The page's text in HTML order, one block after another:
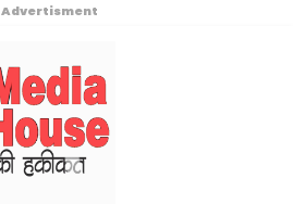
Advertisment